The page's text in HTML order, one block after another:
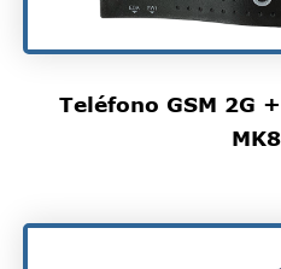
Teléfono GSM 2G